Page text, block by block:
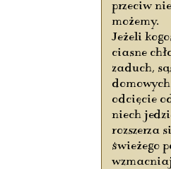
przeciw
możemy.
Jeżeli
ciasne
zaduch,
domowych
odcięcie
niech
rozszerza
świeżego